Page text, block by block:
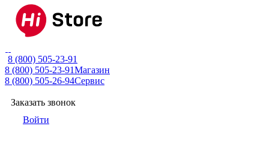
8 (800) 505-23-91
8 (800) 505-23-91Магазин
8 (800) 505-26-94Сервис
Заказать звонок
Войти